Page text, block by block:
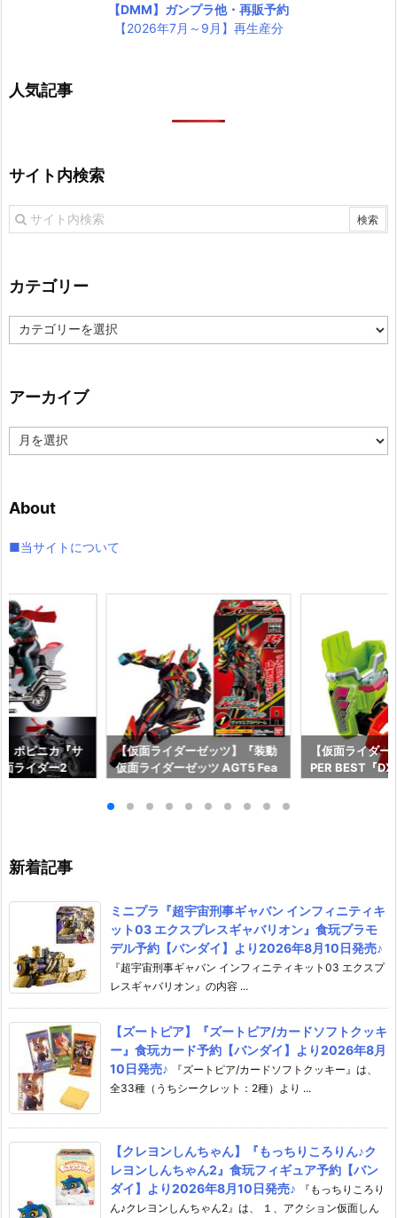
【DMM】ガンプラ他・再販予約
【2026年7月～9月】再生産分
人気記事
サイト内検索
カテゴリー
カ
テ
ー
アーカイブ
ー
ブ
About
■当サイトについて
ポピニカ『サ
ライダー2
【仮面ライダーゼッツ】『装動
仮面ライダーゼッツ AGT5 Fea
ド』食玩フィギュア予約【バン
【仮面ライダ
PER BEST『
新着記事
ミニプラ『超宇宙刑事ギャバン インフィニティキ
ット03 エクスプレスギャバリオン』食玩プラモ
デル予約【バンダイ】より2026年8月10日発売♪
『超宇宙刑事ギャバン インフィニティキット03 エクスプ
レスギャバリオン』の内容 ...
【ズートピア】『ズートピア/カードソフトクッキ
ー』食玩カード予約【バンダイ】より2026年8月
10日発売♪
『ズートピア/カードソフトクッキー』は、
全33種（うちシークレット：2種）より ...
【クレヨンしんちゃん】『もっちりころりん♪ク
レヨンしんちゃん2』食玩フィギュア予約【バン
ダイ】より2026年8月10日発売♪
『もっちりころり
ん♪クレヨンしんちゃん2』は、 １、アクション仮面しん